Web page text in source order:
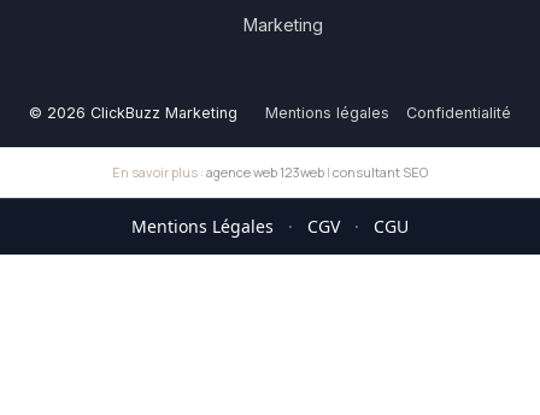
Marketing
© 2026 ClickBuzz Marketing Mentions légales Confidentialité
En savoir plus : agence web 123web | consultant SEO
Mentions Légales · CGV · CGU